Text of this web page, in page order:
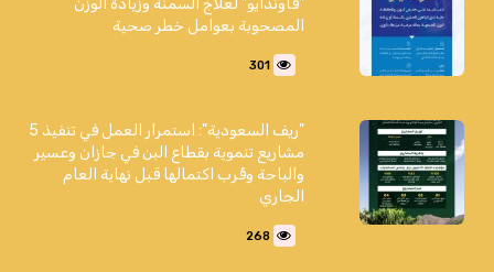
"فاوندايو" لعلاج السمنة وزيادة الوزن
المصحوبة بعوامل خطر صحية
301
"ريف السعودية": استمرار العمل في تنفيذ 5
مشاريع تنموية بقطاع البن في جازان وعسير
والباحة وقُرب اكتمالها قبل نهاية العام
الجاري
268